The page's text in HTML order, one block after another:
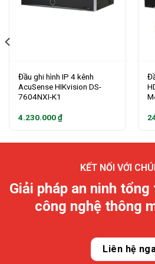
Đầu ghi hình IP 4 kênh
AcuSense HIKvision DS-
7604NXI-K1
4.230.000₫
KẾT NỐI VỚI
Giải pháp an ninh
công nghệ thông
Liên hệ